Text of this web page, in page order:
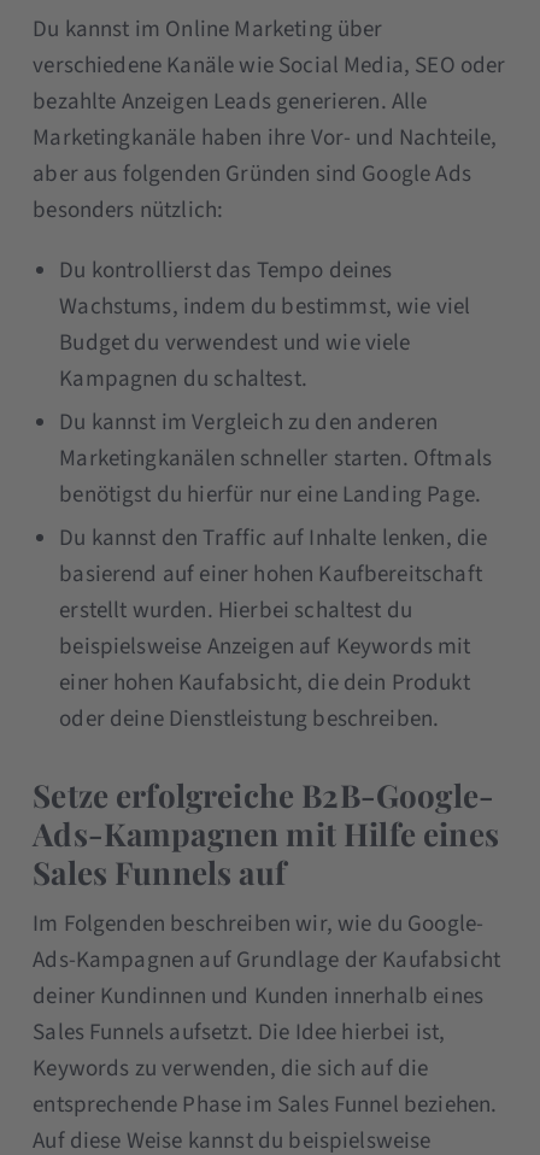
Du kannst im Online Marketing über
verschiedene Kanäle wie Social Media, SEO oder
bezahlte Anzeigen Leads generieren. Alle
Marketingkanäle haben ihre Vor- und Nachteile,
aber aus folgenden Gründen sind Google Ads
besonders nützlich:
Du kontrollierst das Tempo deines
Wachstums, indem du bestimmst, wie viel
Budget du verwendest und wie viele
Kampagnen du schaltest.
Du kannst im Vergleich zu den anderen
Marketingkanälen schneller starten. Oftmals
benötigst du hierfür nur eine Landing Page.
Du kannst den Traffic auf Inhalte lenken, die
basierend auf einer hohen Kaufbereitschaft
erstellt wurden. Hierbei schaltest du
beispielsweise Anzeigen auf Keywords mit
einer hohen Kaufabsicht, die dein Produkt
oder deine Dienstleistung beschreiben.
Setze erfolgreiche B2B-Google-
Ads-Kampagnen mit Hilfe eines
Sales Funnels auf
Im Folgenden beschreiben wir, wie du Google-
Ads-Kampagnen auf Grundlage der Kaufabsicht
deiner Kundinnen und Kunden innerhalb eines
Sales Funnels aufsetzt. Die Idee hierbei ist,
Keywords zu verwenden, die sich auf die
entsprechende Phase im Sales Funnel beziehen.
Auf diese Weise kannst du beispielsweise